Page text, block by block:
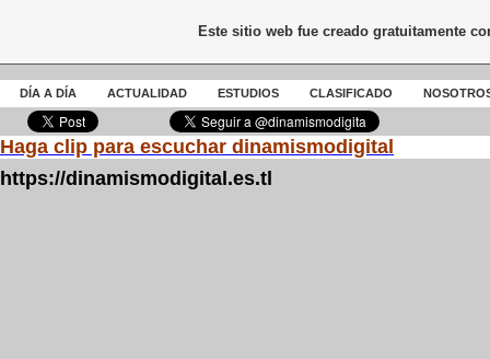
DÍA A DÍA ACTUALIDAD ESTUDIOS CLASIFICADO
Haga clip para escuchar dinamismodigital
https://dinamismodigital.es.tl
Este sitio web fue creado gratuitamente